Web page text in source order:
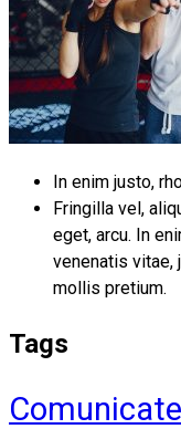
In enim justo,
Fringilla vel,
eget, arcu. In
venenatis vitae,
mollis pretium.
Tags